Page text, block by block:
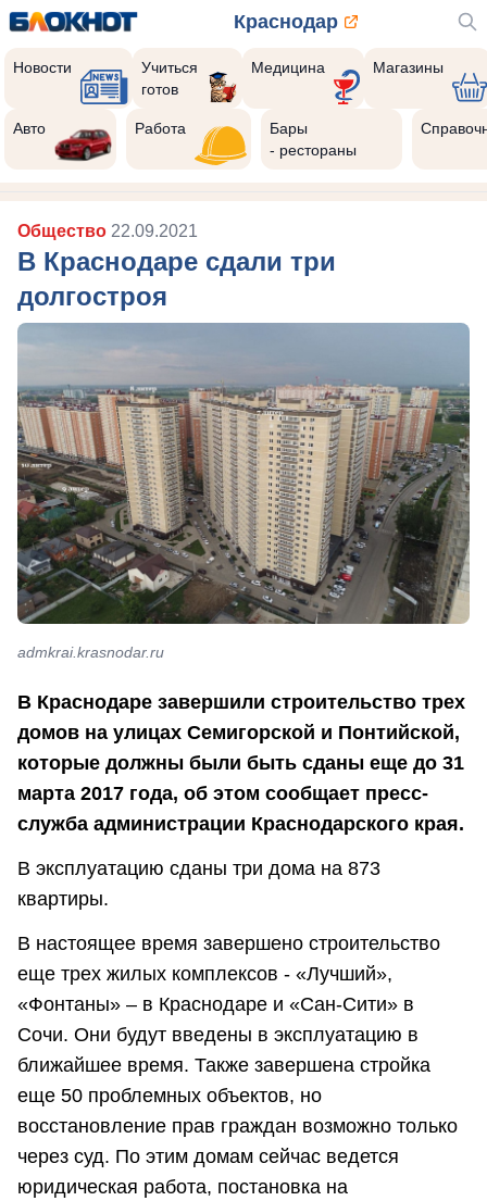
Краснодар
Новости
Учиться
готов
Медицина Магазины
Авто Работа
Бары
- рестораны
Общество 22.09.2021
В Краснодаре сдали три
долгостроя
admkrai.krasnodar.ru
В Краснодаре завершили строительство трех
домов на улицах Семигорской и Понтийской,
которые должны были быть сданы еще до 31
марта 2017 года, об этом сообщает пресс-
служба администрации Краснодарского края.
В эксплуатацию сданы три дома на 873
квартиры.
В настоящее время завершено строительство
еще трех жилых комплексов - «Лучший»,
«Фонтаны» – в Краснодаре и «Сан-Сити» в
Сочи. Они будут введены в эксплуатацию в
ближайшее время. Также завершена стройка
еще 50 проблемных объектов, но
восстановление прав граждан возможно только
через суд. По этим домам сейчас ведется
юридическая работа, постановка на